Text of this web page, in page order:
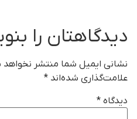
دیدگاهتان را
نشانی ایمیل شما منتشر
علامت‌گذاری شده‌اند *
دیدگاه *